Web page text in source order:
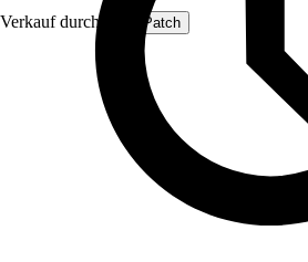
Verkauf durch: ProfiPatch